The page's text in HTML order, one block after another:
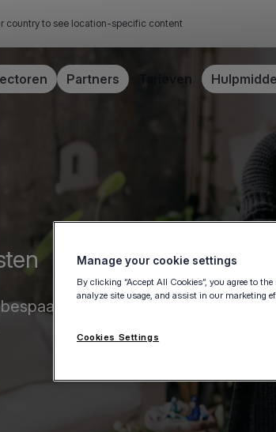
country to see location-specific content
Partners Tarieven
op uw kosten door uw
Manage your cookie settings
By clicking “Accept All Cookies”, you agree to
analyze site usage, and assist in our marketing
Cookies Settings